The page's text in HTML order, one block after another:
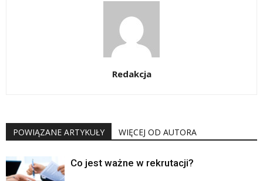
Redakcja
POWIĄZANE ARTYKUŁY WIĘCEJ OD AUTORA
Co jest ważne w rekrutacji?